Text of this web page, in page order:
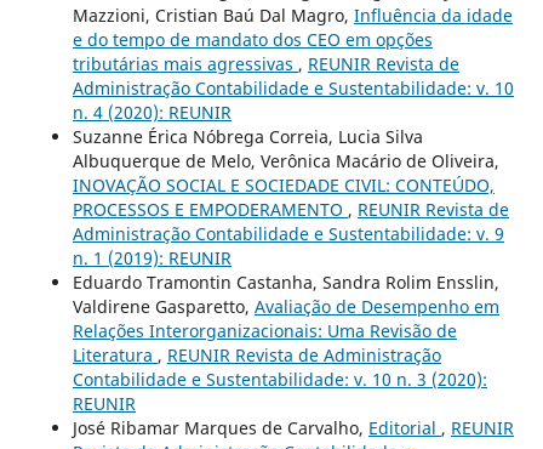
Mazzioni, Cristian Baú Dal Magro, Influência da idade
e do tempo de mandato dos CEO em opções
tributárias mais agressivas , REUNIR Revista de
Administração Contabilidade e Sustentabilidade: v. 10
n. 4 (2020): REUNIR
Suzanne Érica Nóbrega Correia, Lucia Silva
Albuquerque de Melo, Verônica Macário de Oliveira,
INOVAÇÃO SOCIAL E SOCIEDADE CIVIL: CONTEÚDO,
PROCESSOS E EMPODERAMENTO , REUNIR Revista de
Administração Contabilidade e Sustentabilidade: v. 9
n. 1 (2019): REUNIR
Eduardo Tramontin Castanha, Sandra Rolim Ensslin,
Valdirene Gasparetto, Avaliação de Desempenho em
Relações Interorganizacionais: Uma Revisão de
Literatura , REUNIR Revista de Administração
Contabilidade e Sustentabilidade: v. 10 n. 3 (2020):
REUNIR
José Ribamar Marques de Carvalho, Editorial , REUNIR